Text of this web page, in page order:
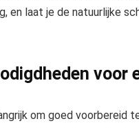
laat je de natuurlijke
voor
om goed voorbereid